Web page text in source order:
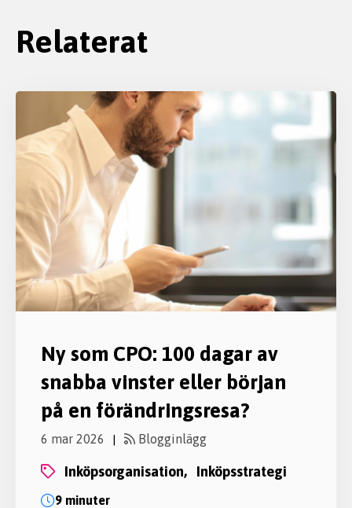
Relaterat
Ny som CPO: 100 dagar av
snabba vinster eller början
på en förändringsresa?
6 mar 2026 | Blogginlägg
inköpsorganisation, inköpsstrategi
9 minuter